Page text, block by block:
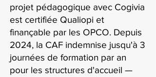
projet pédagogique avec Cogivia
est certifiée Qualiopi et
finançable par les OPCO. Depuis
2024, la CAF indemnise jusqu'à 3
journées de formation par an
pour les structures d'accueil —